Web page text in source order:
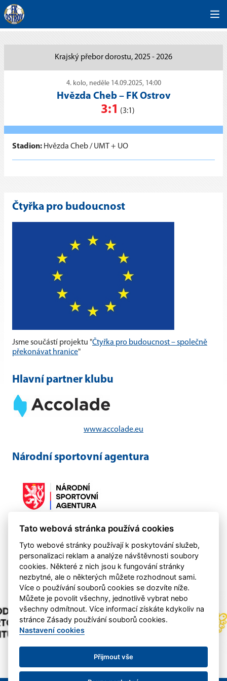
Krajský přebor dorostu, 2025 - 2026
4. kolo, neděle 14.09.2025, 14:00
Hvězda Cheb– FK Ostrov
3:1 (3:1)
Stadion: Hvězda Cheb / UMT + UO
Čtyřka pro budoucnost
Jsme součástí projektu "Čtyřka pro budoucnost – společně
překonávat hranice"
Hlavní partner klubu
www.accolade.eu
Národní sportovní agentura
Činnost klubu byla podpořena NSA 2021-2024
Tato webová stránka používá cookies
Tyto webové stránky používají k poskytování služeb,
personalizaci reklam a analýze návštěvnosti soubory
cookies. Některé z nich jsou k fungování stránky
nezbytné, ale o některých můžete rozhodnout sami.
Více o používání souborů cookies se dozvíte níže.
Můžete je povolit všechny, jednotlivě vybrat nebo
všechny odmítnout. Více informací získáte kdykoliv na
stránce Zásady používání souborů cookies.
Nastavení cookies
Přijmout vše